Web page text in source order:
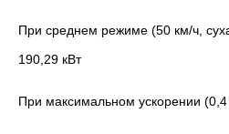
При среднем режиме (50 км/ч,
190,29 кВт
При максимальном ускорении